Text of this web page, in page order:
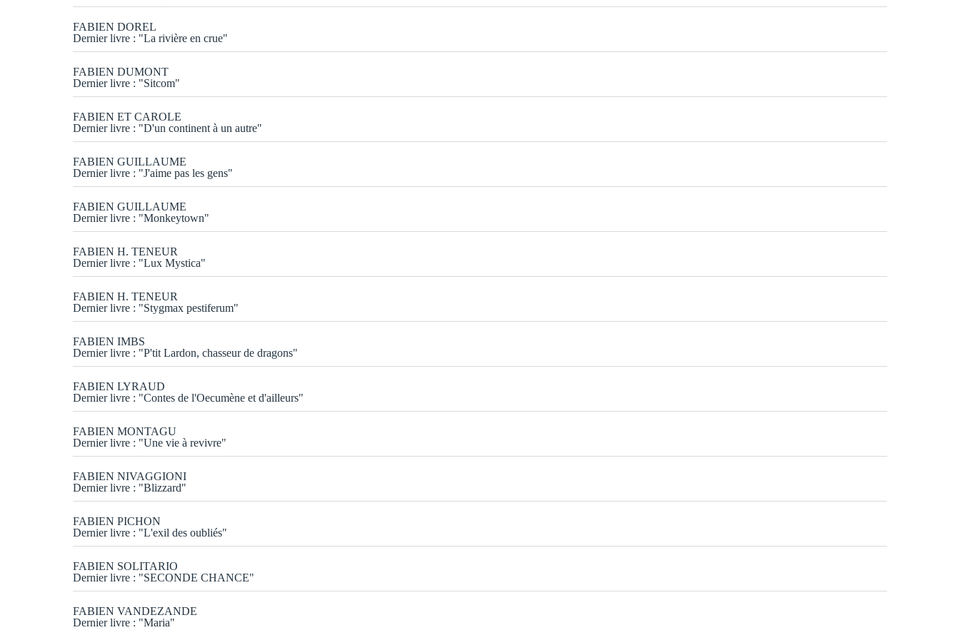
FABIEN DOREL
Dernier livre : "La rivière en crue"
FABIEN DUMONT
Dernier livre : "Sitcom"
FABIEN ET CAROLE
Dernier livre : "D'un continent à un autre"
FABIEN GUILLAUME
Dernier livre : "J'aime pas les gens"
FABIEN GUILLAUME
Dernier livre : "Monkeytown"
FABIEN H. TENEUR
Dernier livre : "Lux Mystica"
FABIEN H. TENEUR
Dernier livre : "Stygmax pestiferum"
FABIEN IMBS
Dernier livre : "P'tit Lardon, chasseur de dragons"
FABIEN LYRAUD
Dernier livre : "Contes de l'Oecumène et d'ailleurs"
FABIEN MONTAGU
Dernier livre : "Une vie à revivre"
FABIEN NIVAGGIONI
Dernier livre : "Blizzard"
FABIEN PICHON
Dernier livre : "L'exil des oubliés"
FABIEN SOLITARIO
Dernier livre : "SECONDE CHANCE"
FABIEN VANDEZANDE
Dernier livre : "Maria"